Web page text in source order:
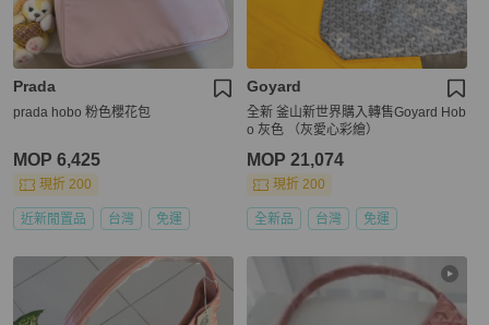
Prada
prada hobo 粉色櫻花包
MOP 6,425
現折 200
近新閒置品 台灣 免運
Goyard
全新 釜山新世界購入轉售Goyard Hob
o 灰色 （灰愛心彩繪）
MOP 21,074
現折 200
全新品 台灣 免運